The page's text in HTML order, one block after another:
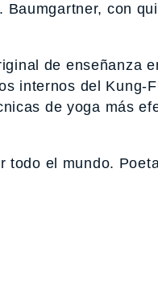
con
de enseñanza
internos del Kung-
de yoga más
todo el mundo.